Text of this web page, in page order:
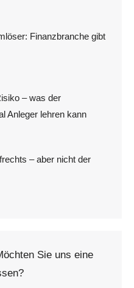
Finanzbranche gibt
– was der
Anleger lehren kann
– aber nicht der
Sie uns eine